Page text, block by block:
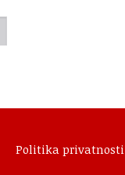
Politika privatnosti